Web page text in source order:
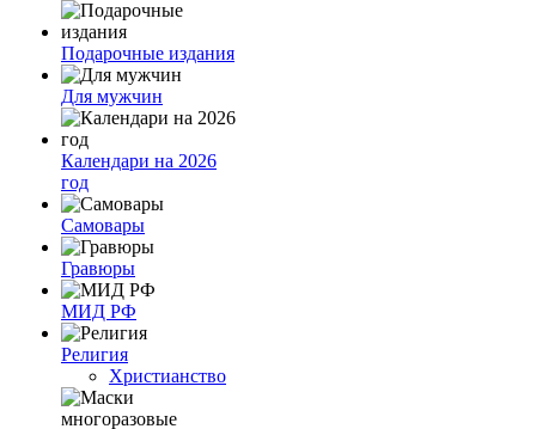
Подарочные издания
Для мужчин
Календари на 2026
год
Самовары
Гравюры
МИД РФ
Религия
Христианство